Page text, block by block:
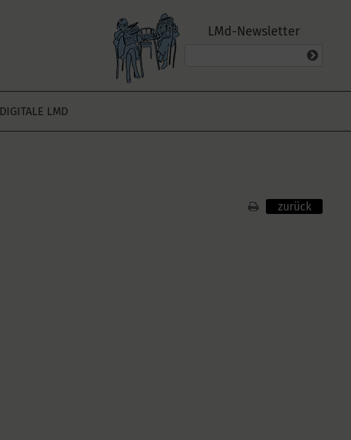
LMd-Newsletter
DIGITALE LMD
zurück